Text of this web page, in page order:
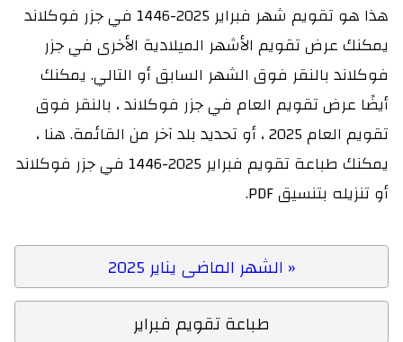
هذا هو تقويم شهر فبراير 2025-1446 في جزر فوكلاند
يمكنك عرض تقويم الأشهر الميلادية الأخرى في جزر
فوكلاند بالنقر فوق الشهر السابق أو التالي. يمكنك
أيضًا عرض تقويم العام في جزر فوكلاند ، بالنقر فوق
تقويم العام 2025 ، أو تحديد بلد آخر من القائمة. هنا ،
يمكنك طباعة تقويم فبراير 2025-1446 في جزر فوكلاند
أو تنزيله بتنسيق PDF.
« الشهر الماضى يناير 2025
طباعة تقويم فبراير